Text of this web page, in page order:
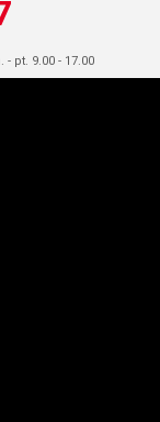
pt. 9.00 - 17.00